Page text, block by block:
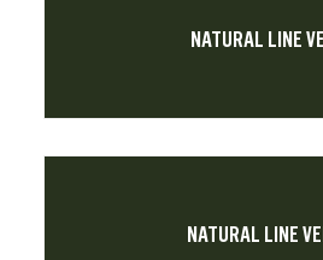
NATURAL LINE
NATURAL LINE